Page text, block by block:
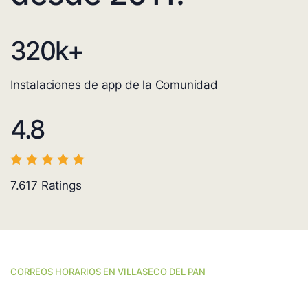
320k+
Instalaciones de app de la Comunidad
4.8
7.617 Ratings
CORREOS HORARIOS EN VILLASECO DEL PAN